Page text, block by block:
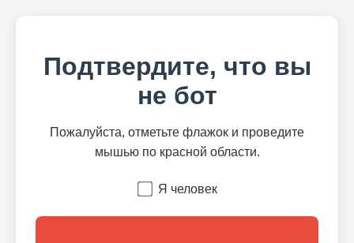
Подтвердите, что вы
не бот
Пожалуйста, отметьте флажок и проведите
мышью по красной области.
Я человек